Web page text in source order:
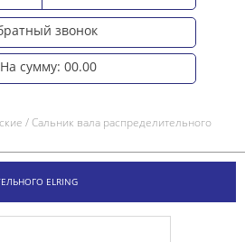
звонок
На сумму: 00.00
/Сальник вала распределительного
ELRING